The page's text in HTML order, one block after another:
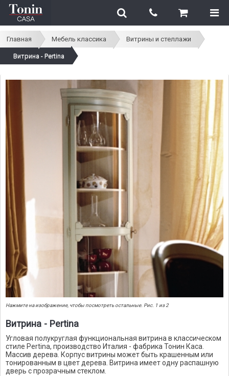
Главная Мебель классика Витрины и стеллажи
Витрина - Pertina
Нажмите на изображение, чтобы посмотреть остальные. Рис. 1 из 2
Витрина - Pertina
Угловая полукруглая функциональная витрина в классическом
стиле Pertina, производство Италия - фабрика Тонин Каса.
Массив дерева. Корпус витрины может быть крашенным или
тонированным в цвет дерева. Витрина имеет одну распашную
дверь с прозрачным стеклом.